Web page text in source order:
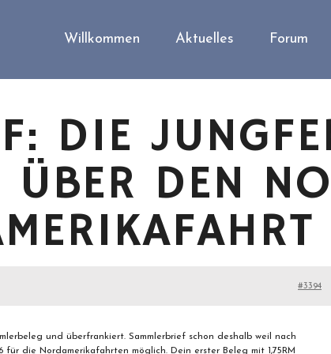
Willkommen Aktuelles Forum
DIE
DEN
#3394
und überfrankiert. Sammlerbrief schon deshalb weil nach
für die Nordamerikafahrten möglich. Dein erster Beleg mit 1,75RM